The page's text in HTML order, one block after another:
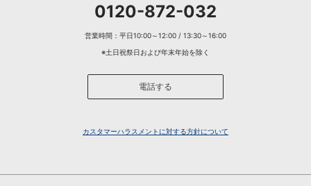
0120-872-032
営業時間：平日10:00～12:00 / 13:30～16:00
※土日祝祭日および年末年始を除く
電話する
カスタマーハラスメントに対する方針について